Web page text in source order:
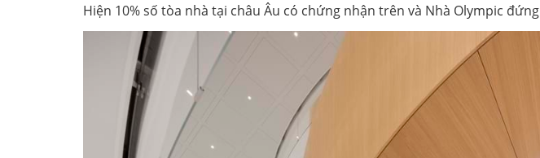
Hiện 10% số tòa nhà tại châu Âu có chứng nhận trên và Nhà Olympic